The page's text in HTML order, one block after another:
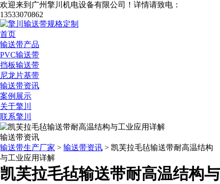
欢迎来到广州擎川机电设备有限公司！ 详情请致电：
13533070862
首页
输送带产品
PVC输送带
挡板输送带
尼龙片基带
输送带资讯
案例展示
关于擎川
联系擎川
输送带资讯
输送带生产厂家 > 输送带资讯 > 凯芙拉毛毡输送带耐高温结构
与工业应用详解
凯芙拉毛毡输送带耐高温结构与